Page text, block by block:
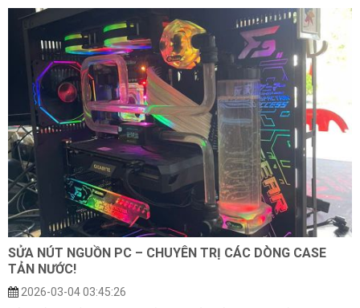
SỬA NÚT NGUỒN PC – CHUYÊN TRỊ CÁC DÒNG CASE
TẢN NƯỚC!
2026-03-04 03:45:26